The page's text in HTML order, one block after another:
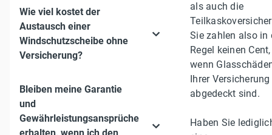
Wie viel kostet der
Austausch einer
Windschutzscheibe ohne
Versicherung?
Bleiben meine Garantie
und
Gewährleistungsansprüche
als auch die
Sie zahlen also in
Regel keinen Cent,
wenn
Ihrer Versicherung
abgedeckt sind.
Haben Sie